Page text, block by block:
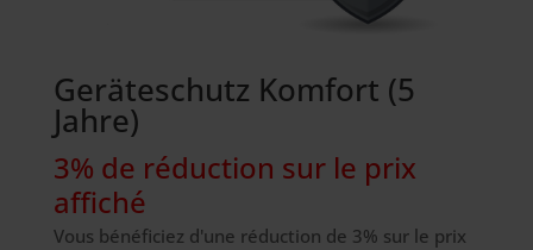
Geräteschutz Komfort (5
Jahre)
3% de réduction sur le prix
affiché
Vous bénéficiez d'une réduction de 3% sur le prix